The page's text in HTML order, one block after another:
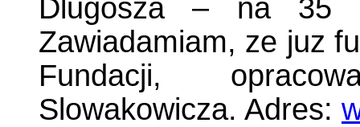
Dlugosza – na 35
Zawiadamiam, ze juz
Fundacji,
Slowakowicza. Adres: